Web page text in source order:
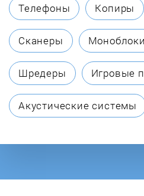
ECOLUN
Eksi
Elica
Телефоны Копиры
Сканеры Моноблоки
Шредеры Игровые
Акустические системы